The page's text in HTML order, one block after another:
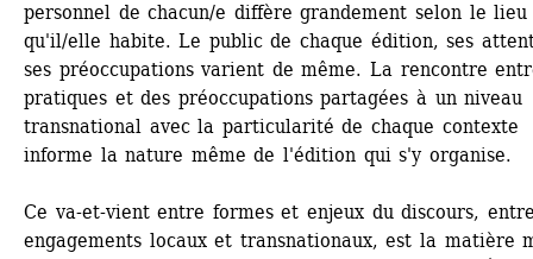
personnel de chacun/e diffère grandement selon le lieu
qu'il/elle habite. Le public de chaque édition, ses
ses préoccupations varient de même. La rencontre
pratiques et des préoccupations partagées à un niveau
transnational avec la particularité de chaque contexte
informe la nature même de l'édition qui s'y organise.
Ce va-et-vient entre formes et enjeux du discours,
engagements locaux et transnationaux, est la matière